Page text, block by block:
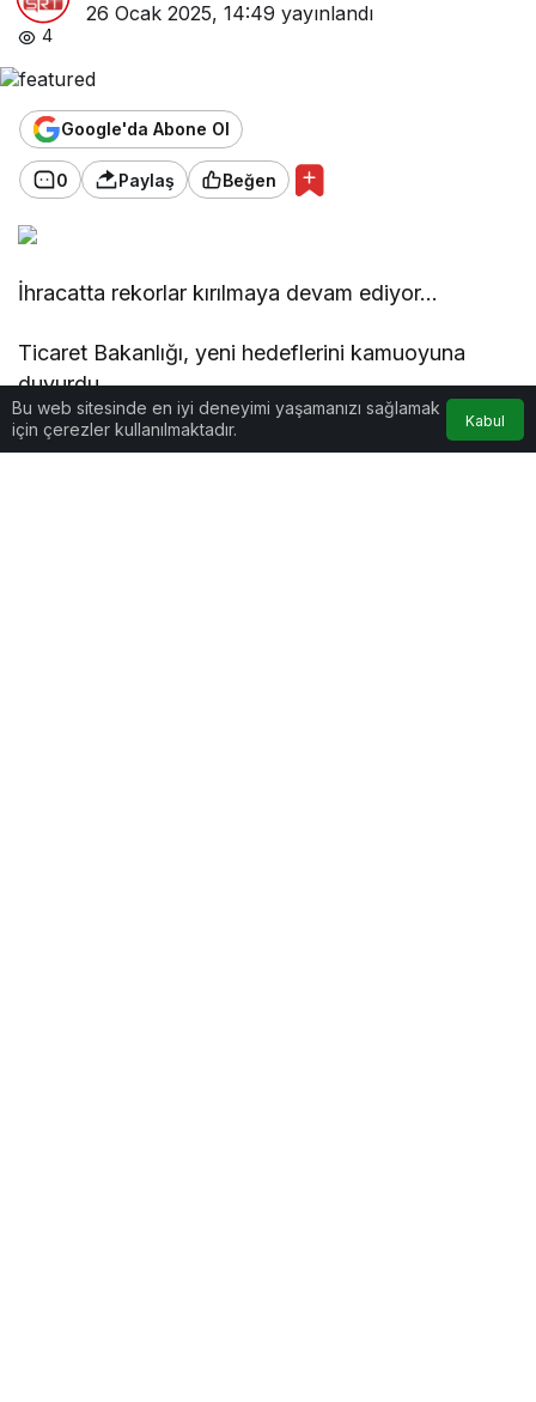
26 Ocak 2025, 14:49 yayınlandı
4
Google'da Abone Ol
0 Paylaş Beğen
İhracatta rekorlar kırılmaya devam ediyor…
Ticaret Bakanlığı, yeni hedeflerini kamuoyuna
duyurdu.
Bakanlık tarafından yapılan yazılı açıklamada,
Bu web sitesinde en iyi deneyimi yaşamanızı sağlamak
için çerezler kullanılmaktadır.
Kabul